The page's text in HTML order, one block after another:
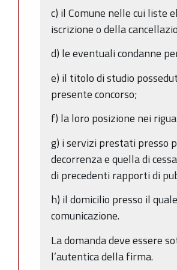
c) il Comune nelle cui liste
iscrizione o della
d) le eventuali condanne
e) il titolo di studio
presente concorso;
f) la loro posizione nei
g) i servizi prestati presso
decorrenza e quella di
di precedenti rapporti di
h) il domicilio presso il
comunicazione.
La domanda deve essere
l’autentica della firma.